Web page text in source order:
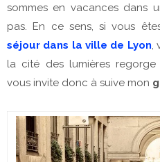
sommes en vacances dans
pas. En ce sens, si vous
séjour dans la ville de Lyon
la cité des lumières
vous invite donc à suive mon